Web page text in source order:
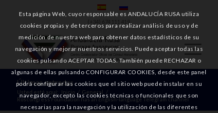
Últimas entradas
Usted está aquí: Inicio / General
/
Roscongress Foundation has an English-language Telegram channel
Esta página Web, cuyo responsable es ANDALUCÍA RUSA utiliza
cookies propias y de terceros para realizar análisis de uso y de
medición de nuestra web para obtener datos estadísticos de su
navegación y mejorar nuestros servicios. Puede aceptar todas las
cookies pulsando ACEPTAR TODAS. También puede RECHAZAR o
algunas de ellas pulsando CONFIGURAR COOKIES, desde este panel
podrá configurar las cookies que el sitio web puede instalar en su
navegador, excepto las cookies técnicas o funcionales que son
necesarias para la navegación y la utilización de las diferentes